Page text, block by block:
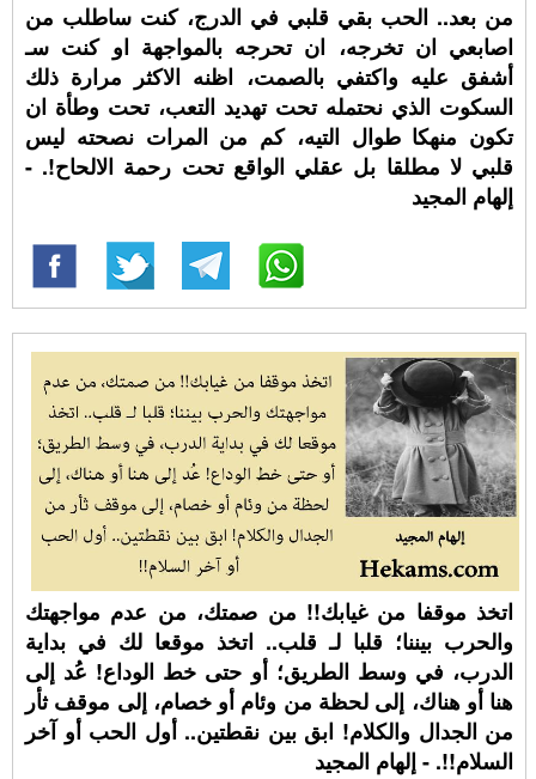
من بعد.. الحب بقي قلبي في الدرج، كنت ساطلب من
اصابعي ان تخرجه، ان تحرجه بالمواجهة او كنت سـ
أشفق عليه واكتفي بالصمت، اظنه الاكثر مرارة ذلك
السكوت الذي نحتمله تحت تهديد التعب، تحت وطأة ان
تكون منهكا طوال التيه، كم من المرات نصحته ليس
قلبي لا مطلقا بل عقلي الواقع تحت رحمة الالحاح!. -
إلهام المجيد
اتخذ موقفا من غيابك!! من صمتك، من عدم مواجهتك
والحرب بيننا؛ قلبا لـ قلب.. اتخذ موقعا لك في بداية
الدرب، في وسط الطريق؛ أو حتى خط الوداع! عُد إلى
هنا أو هناك، إلى لحظة من وئام أو خصام، إلى موقف ثأر
من الجدال والكلام! ابق بين نقطتين.. أول الحب أو آخر
السلام!!. - إلهام المجيد